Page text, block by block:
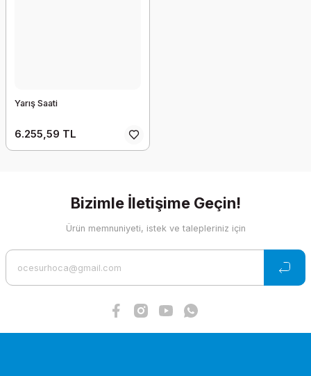
Yarış Saati
6.255,59 TL
Bizimle İletişime Geçin!
Ürün memnuniyeti, istek ve talepleriniz için